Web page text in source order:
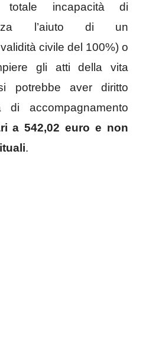
totale incapacità di
l’aiuto di un
civile del 100%) o
gli atti della vita
potrebbe aver diritto
di accompagnamento
a 542,02 euro e non
.